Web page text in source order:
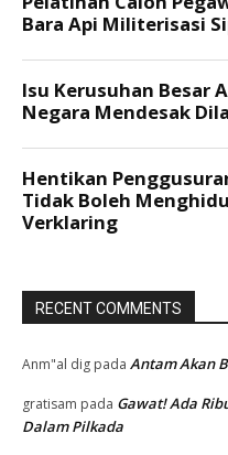
RECENT COMMENTS
Anm"al dig pada Antam Akan
gratisam pada Gawat! Ada
Dalam Pilkada